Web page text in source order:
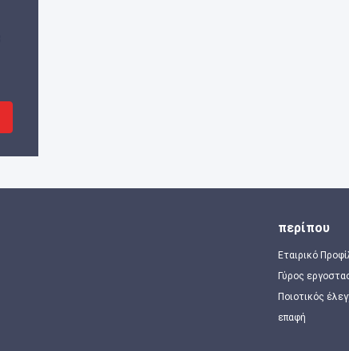
περίπου
Εταιρικό
Γύρος
Ποιοτικός
επαφή